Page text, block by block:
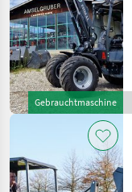
Gebrauchtmaschine